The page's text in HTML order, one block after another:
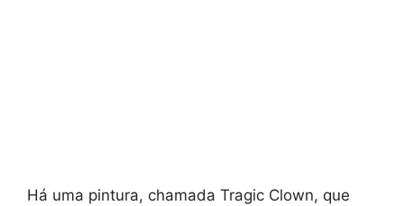
Há uma pintura, chamada Tragic Clown, que